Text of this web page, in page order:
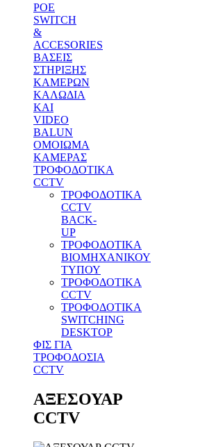
POE
SWITCH
&
ACCESORIES
ΒΑΣΕΙΣ
ΣΤΗΡΙΞΗΣ
ΚΑΜΕΡΩΝ
ΚΑΛΩΔΙΑ
ΚΑΙ
VIDEO
BALUN
ΟΜΟΙΩΜΑ
ΚΑΜΕΡΑΣ
ΤΡΟΦΟΔΟΤΙΚΑ
CCTV
ΤΡΟΦΟΔΟΤΙΚΑ
CCTV
BACK-
UP
ΤΡΟΦΟΔΟΤΙΚΑ
ΒΙΟΜΗΧΑΝΙΚΟΥ
ΤΥΠΟΥ
ΤΡΟΦΟΔΟΤΙΚΑ
CCTV
ΤΡΟΦΟΔΟΤΙΚΑ
SWITCHING
DESKTOP
ΦΙΣ ΓΙΑ
ΤΡΟΦΟΔΟΣΙΑ
CCTV
ΑΞΕΣΟΥΑΡ
CCTV